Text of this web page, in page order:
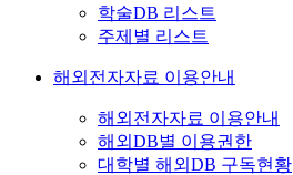
학술DB 리스트
주제별 리스트
해외전자자료 이용안내
해외전자자료 이용안내
해외DB별 이용권한
대학별 해외DB 구독현황